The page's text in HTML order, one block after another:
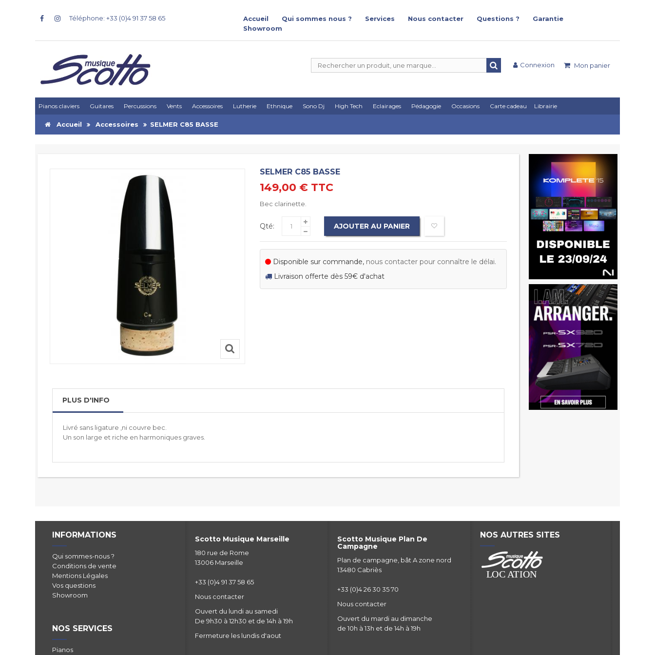
Téléphone: +33 (0)4 91 37 58 65 Accueil Qui sommes nous ? Services Nous contacter Questions ?
Garantie
Showroom
Mon panier
Connexion
Pianos claviers Guitares Percussions Vents Accessoires Lutherie Ethnique Sono Dj High Tech Eclairages Pédagogie Occasions Carte cadeau Librairie
Accueil Accessoires SELMER C85 BASSE
SELMER C85 BASSE
149,00 € TTC
Bec clarinette.
Qté: AJOUTER AU PANIER
Disponible sur commande, nous contacter pour connaître le délai.
Livraison offerte dès 59€ d'achat
PLUS D'INFO
Livré sans ligature ,ni couvre bec.
Un son large et riche en harmoniques graves.
INFORMATIONS
Qui sommes-nous ?
Conditions de vente
Mentions Légales
Vos questions
Showroom
NOS SERVICES
Pianos
Scotto Musique Marseille
180 rue de Rome
13006 Marseille
+33 (0)4 91 37 58 65
Nous contacter
Ouvert du lundi au samedi
De 9h30 à 12h30 et de 14h à 19h
Fermeture les lundis d'aout
Scotto Musique Plan De
Campagne
Plan de campagne, bât A zone nord
13480 Cabriès
+33 (0)4 26 30 35 70
Nous contacter
Ouvert du mardi au dimanche
de 10h à 13h et de 14h à 19h
NOS AUTRES SITES